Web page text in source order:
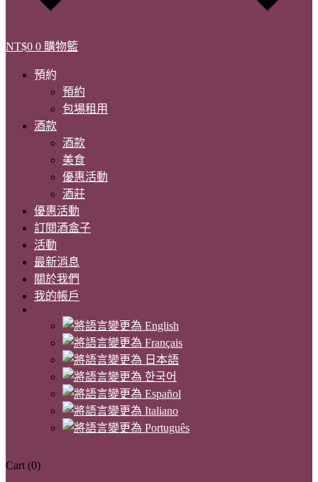
NT$0 0 購物籃
預約
預約
包場租用
酒款
酒款
美食
優惠活動
酒莊
優惠活動
訂閱酒盒子
活動
最新消息
關於我們
我的帳戶
Cart (0)